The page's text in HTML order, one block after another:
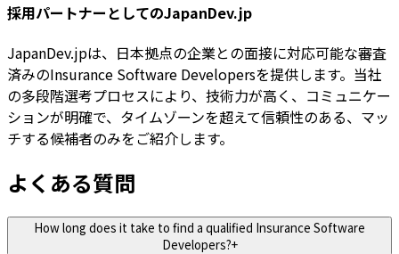
採用パートナーとしてのJapanDev.jp
JapanDev.jpは、日本拠点の企業との面接に対応可能な審査
済みのInsurance Software Developersを提供します。当社
の多段階選考プロセスにより、技術力が高く、コミュニケー
ションが明確で、タイムゾーンを超えて信頼性のある、マッ
チする候補者のみをご紹介します。
よくある質問
How long does it take to find a qualified Insurance Software
Developers?+